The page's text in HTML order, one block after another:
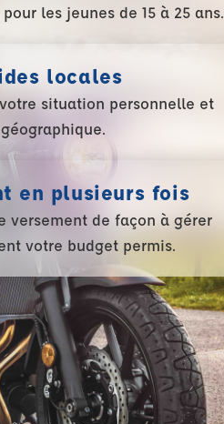
les jeunes de 15 à 25 ans.
locales
situation personnelle et
géographique.
en plusieurs fois
versement de façon à gérer
votre budget permis.